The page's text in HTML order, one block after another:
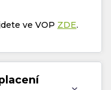
ve VOP ZDE.